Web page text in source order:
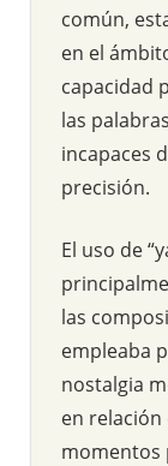
común,
en el
capacidad
las
incapaces
precisión.
El uso de
las
empleaba
nostalgia
en
momentos